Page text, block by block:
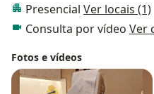
Presencial Ver locais (1)
Consulta por vídeo Ver
Fotos e vídeos